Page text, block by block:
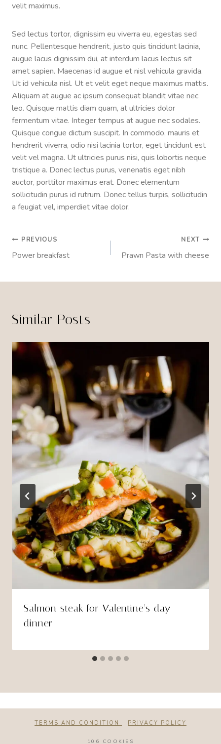
velit maximus.
Sed lectus tortor, dignissim eu viverra eu, egestas sed
nunc. Pellentesque hendrerit, justo quis tincidunt lacinia,
augue lacus dignissim dui, at interdum lacus lectus sit
amet sapien. Maecenas id augue et nisl vehicula gravida.
Ut id vehicula nisl. Ut et velit eget neque maximus mattis.
Aliquam at augue ac ipsum consequat blandit vitae nec
leo. Quisque mattis diam quam, at ultricies dolor
fermentum vitae. Integer tempus at augue nec sodales.
Quisque congue dictum suscipit. In commodo, mauris et
hendrerit viverra, odio nisi lacinia tortor, eget tincidunt est
velit vel magna. Ut ultricies purus nisi, quis lobortis neque
tristique a. Donec lectus purus, venenatis eget nibh
auctor, porttitor maximus erat. Donec elementum
sollicitudin purus id rutrum. Donec tellus turpis, sollicitudin
a feugiat vel, imperdiet vitae dolor.
Post
PREVIOUS
Power breakfast
NEXT
Prawn Pasta with cheese
Similar Posts
Salmon steak for Valentine’s day
dinner
TERMS AND CONDITION - PRIVACY POLICY
106 COOKIES